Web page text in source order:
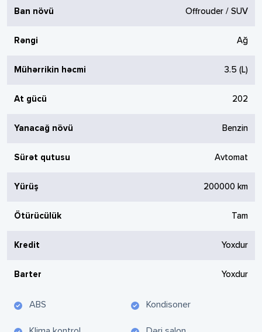
Ban növü Offrouder / SUV
Rəngi Ağ
Mühərrikin həcmi 3.5 (L)
At gücü 202
Yanacağ növü Benzin
Sürət qutusu Avtomat
Yürüş 200000 km
Ötürücülük Tam
Kredit Yoxdur
Barter Yoxdur
ABS Kondisoner